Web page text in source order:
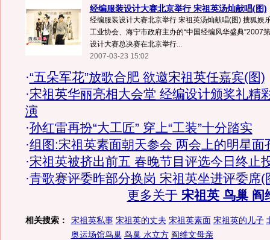
经编服装设计大赛北京举行 宋祖英汤灿献唱(图)
经编服装设计大赛北京举行 宋祖英汤灿献唱(图) 搜狐娱
工业协会、海宁市政府主办的“中国经编风华盛典”2007
设计大赛总决赛在北京举行...
2007-03-23 15:02
·“五朵军花”放歌合肥 欲邀宋祖英任嘉宾(图)
·宋祖英华丽亮相大会堂 经编设计颁奖礼精
演
·孙红雷再扮“大工匠” 穿上“工装”十分踏实
·组图:宋祖英素面朝天参会 两会上的明星面
·宋祖英被挤出前五 春晚节目评选今日终止
·青歌赛评委昨部分换岗 宋祖英坐进评委席(
更多关于 宋祖英 鸟巢 阎
相关搜索： 宋祖英私事 宋祖英的丈夫 宋祖英素面 宋祖英的儿子
奥运场馆鸟巢 鸟巢 水立方 阎维文母亲